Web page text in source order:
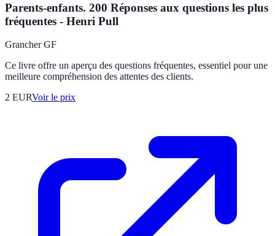
Parents-enfants. 200 Réponses aux questions les plus
fréquentes - Henri Pull
Grancher GF
Ce livre offre un aperçu des questions fréquentes, essentiel pour une
meilleure compréhension des attentes des clients.
2 EURVoir le prix